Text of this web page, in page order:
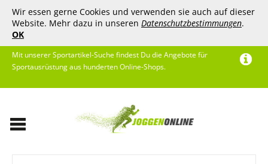
Wir essen gerne Cookies und verwenden sie auch auf dieser
Website. Mehr dazu in unseren Datenschutzbestimmungen.
OK
Mit unserer Sportartikel-Suche findest Du die Angebote für
Sportausrüstung aus hunderten Online-Shops.